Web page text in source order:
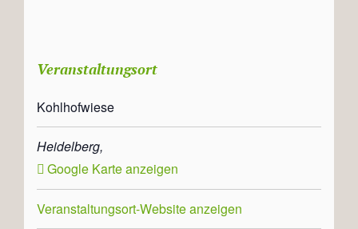
Veranstaltungsort
Kohlhofwiese
Heidelberg,
Google Karte anzeigen
Veranstaltungsort-Website anzeigen